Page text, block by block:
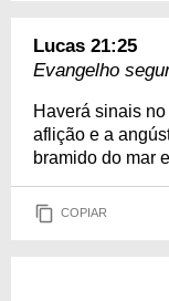
Lucas 21:25
Evangelho
Haverá sinais
aflição e a
bramido do mar
COPIAR